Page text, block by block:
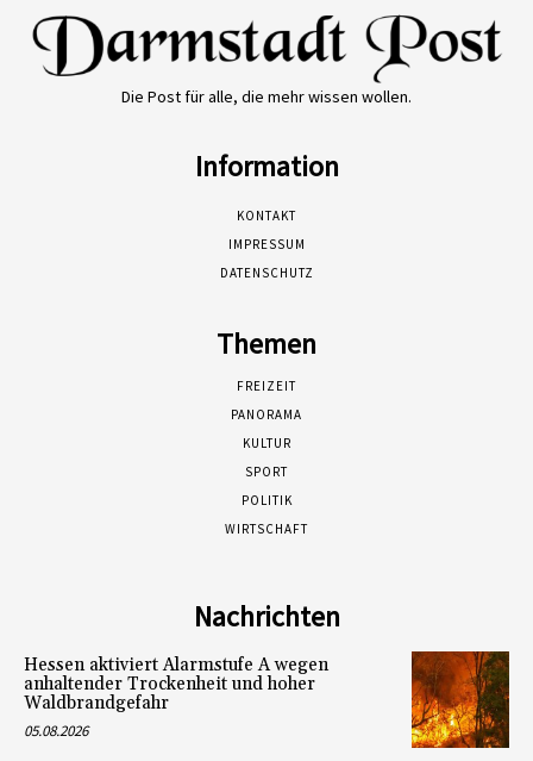
Die Post für alle, die mehr wissen wollen.
Information
KONTAKT
IMPRESSUM
DATENSCHUTZ
Themen
FREIZEIT
PANORAMA
KULTUR
SPORT
POLITIK
WIRTSCHAFT
Nachrichten
Hessen aktiviert Alarmstufe A wegen
anhaltender Trockenheit und hoher
Waldbrandgefahr
05.08.2026